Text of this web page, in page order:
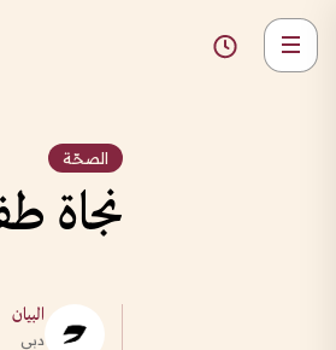
الصحّة
نجاة
البيان
دبي